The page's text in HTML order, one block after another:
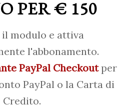
PER € 150
modulo e attiva
l'abbonamento.
PayPal Checkoutper
PayPal o la Carta di
Credito.